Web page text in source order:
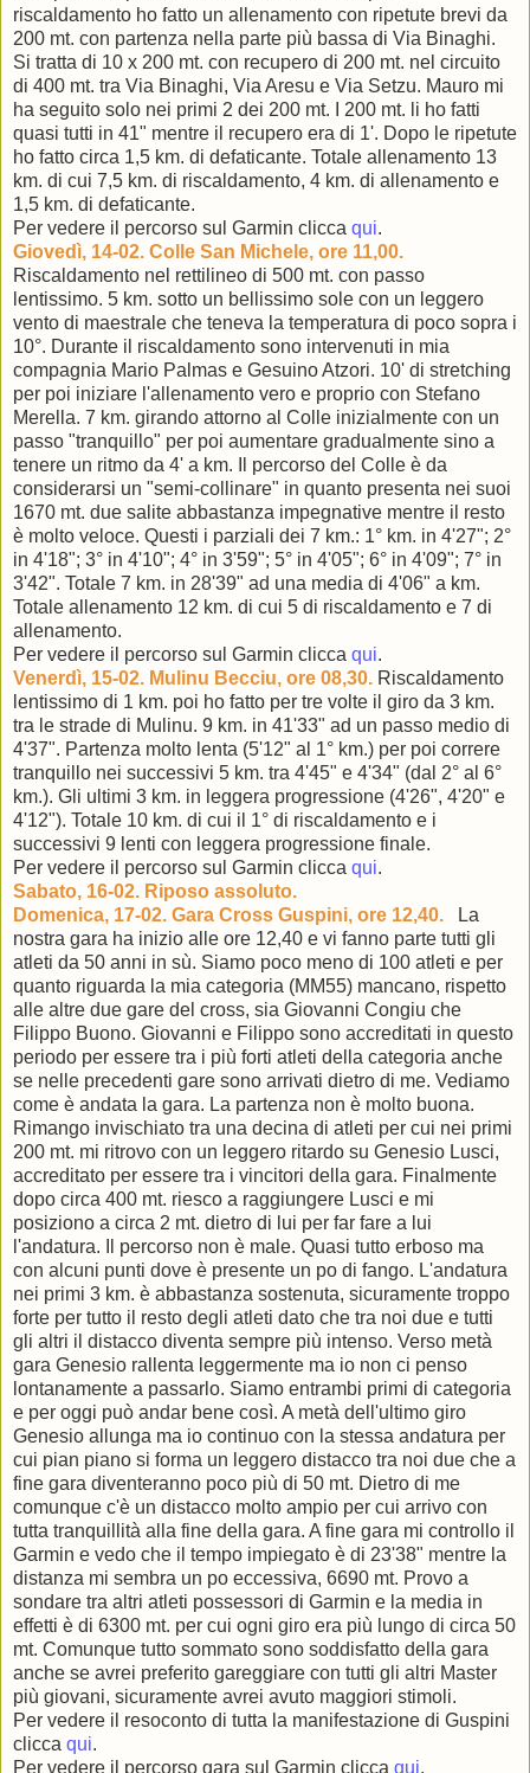
riscaldamento ho fatto un allenamento con ripetute brevi da
200 mt. con partenza nella parte più bassa di Via Binaghi.
Si tratta di 10 x 200 mt. con recupero di 200 mt. nel circuito
di 400 mt. tra Via Binaghi, Via Aresu e Via Setzu. Mauro mi
ha seguito solo nei primi 2 dei 200 mt. I 200 mt. li ho fatti
quasi tutti in 41" mentre il recupero era di 1'. Dopo le ripetute
ho fatto circa 1,5 km. di defaticante. Totale allenamento 13
km. di cui 7,5 km. di riscaldamento, 4 km. di allenamento e
1,5 km. di defaticante.
Per vedere il percorso sul Garmin clicca qui.
Giovedì, 14-02. Colle San Michele, ore 11,00.
Riscaldamento nel rettilineo di 500 mt. con passo
lentissimo. 5 km. sotto un bellissimo sole con un leggero
vento di maestrale che teneva la temperatura di poco sopra i
10°. Durante il riscaldamento sono intervenuti in mia
compagnia Mario Palmas e Gesuino Atzori. 10' di stretching
per poi iniziare l'allenamento vero e proprio con Stefano
Merella. 7 km. girando attorno al Colle inizialmente con un
passo "tranquillo" per poi aumentare gradualmente sino a
tenere un ritmo da 4' a km. Il percorso del Colle è da
considerarsi un "semi-collinare" in quanto presenta nei suoi
1670 mt. due salite abbastanza impegnative mentre il resto
è molto veloce. Questi i parziali dei 7 km.: 1° km. in 4'27"; 2°
in 4'18"; 3° in 4'10"; 4° in 3'59"; 5° in 4'05"; 6° in 4'09"; 7° in
3'42". Totale 7 km. in 28'39" ad una media di 4'06" a km.
Totale allenamento 12 km. di cui 5 di riscaldamento e 7 di
allenamento.
Per vedere il percorso sul Garmin clicca qui.
Venerdì, 15-02. Mulinu Becciu, ore 08,30. Riscaldamento
lentissimo di 1 km. poi ho fatto per tre volte il giro da 3 km.
tra le strade di Mulinu. 9 km. in 41'33" ad un passo medio di
4'37". Partenza molto lenta (5'12" al 1° km.) per poi correre
tranquillo nei successivi 5 km. tra 4'45" e 4'34" (dal 2° al 6°
km.). Gli ultimi 3 km. in leggera progressione (4'26", 4'20" e
4'12"). Totale 10 km. di cui il 1° di riscaldamento e i
successivi 9 lenti con leggera progressione finale.
Per vedere il percorso sul Garmin clicca qui.
Sabato, 16-02. Riposo assoluto.
Domenica, 17-02. Gara Cross Guspini, ore 12,40.
La
nostra gara ha inizio alle ore 12,40 e vi fanno parte tutti gli
atleti da 50 anni in sù. Siamo poco meno di 100 atleti e per
quanto riguarda la mia categoria (MM55) mancano, rispetto
alle altre due gare del cross, sia Giovanni Congiu che
Filippo Buono. Giovanni e Filippo sono accreditati in questo
periodo per essere tra i più forti atleti della categoria anche
se nelle precedenti gare sono arrivati dietro di me. Vediamo
come è andata la gara. La partenza non è molto buona.
Rimango invischiato tra una decina di atleti per cui nei primi
200 mt. mi ritrovo con un leggero ritardo su Genesio Lusci,
accreditato per essere tra i vincitori della gara. Finalmente
dopo circa 400 mt. riesco a raggiungere Lusci e mi
posiziono a circa 2 mt. dietro di lui per far fare a lui
l'andatura. Il percorso non è male. Quasi tutto erboso ma
con alcuni punti dove è presente un po di fango. L'andatura
nei primi 3 km. è abbastanza sostenuta, sicuramente troppo
forte per tutto il resto degli atleti dato che tra noi due e tutti
gli altri il distacco diventa sempre più intenso. Verso metà
gara Genesio rallenta leggermente ma io non ci penso
lontanamente a passarlo. Siamo entrambi primi di categoria
e per oggi può andar bene così. A metà dell'ultimo giro
Genesio allunga ma io continuo con la stessa andatura per
cui pian piano si forma un leggero distacco tra noi due che a
fine gara diventeranno poco più di 50 mt. Dietro di me
comunque c'è un distacco molto ampio per cui arrivo con
tutta tranquillità alla fine della gara. A fine gara mi controllo il
Garmin e vedo che il tempo impiegato è di 23'38" mentre la
distanza mi sembra un po eccessiva, 6690 mt. Provo a
sondare tra altri atleti possessori di Garmin e la media in
effetti è di 6300 mt. per cui ogni giro era più lungo di circa 50
mt. Comunque tutto sommato sono soddisfatto della gara
anche se avrei preferito gareggiare con tutti gli altri Master
più giovani, sicuramente avrei avuto maggiori stimoli.
Per vedere il resoconto di tutta la manifestazione di Guspini
clicca qui.
Per vedere il percorso gara sul Garmin clicca qui.